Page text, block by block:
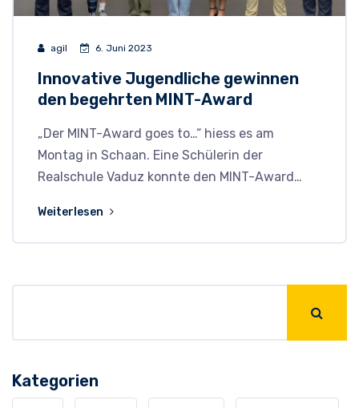
agil 6. Juni 2023
Innovative Jugendliche gewinnen
den begehrten MINT-Award
„Der MINT-Award goes to…“ hiess es am
Montag in Schaan. Eine Schülerin der
Realschule Vaduz konnte den MINT-Award…
Weiterlesen
Kategorien